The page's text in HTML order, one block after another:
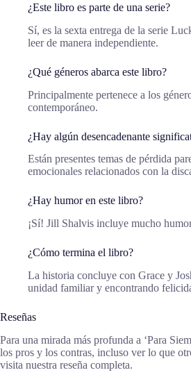
¿Este libro es parte de una serie?
Sí, es la sexta entrega de la serie
leer de manera independiente.
¿Qué géneros abarca este libro?
Principalmente pertenece a los
contemporáneo.
¿Hay algún desencadenante
Están presentes temas de pérdida
emocionales relacionados con la
¿Hay humor en este libro?
¡Sí! Jill Shalvis incluye mucho
¿Cómo termina el libro?
La historia concluye con Grace y
unidad familiar y encontrando
Reseñas
Para una mirada más profunda a ‘Para
los pros y los contras, incluso ver lo que
visita nuestra reseña completa.